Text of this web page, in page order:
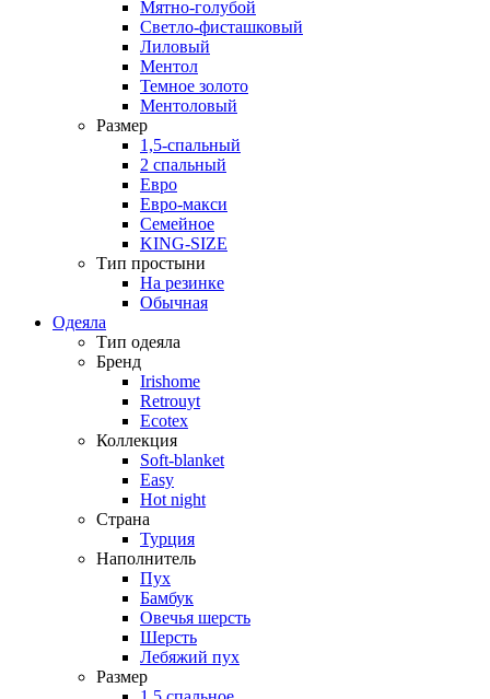
Мятно-голубой
Светло-фисташковый
Лиловый
Ментол
Темное золото
Ментоловый
Размер
1,5-спальный
2 спальный
Евро
Евро-макси
Семейное
KING-SIZE
Тип простыни
На резинке
Обычная
Одеяла
Тип одеяла
Бренд
Irishome
Retrouyt
Ecotex
Коллекция
Soft-blanket
Easy
Hot night
Страна
Турция
Наполнитель
Пух
Бамбук
Овечья шерсть
Шерсть
Лебяжий пух
Размер